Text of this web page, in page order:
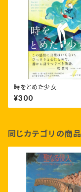
時をとめた少女
¥300
同じカテゴリの商品